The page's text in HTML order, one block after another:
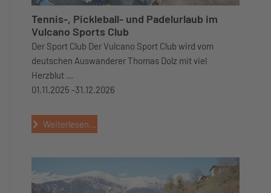
Tennis-, Pickleball- und Padelurlaub im
Vulcano Sports Club
Der Sport Club Der Vulcano Sport Club wird vom
deutschen Auswanderer Thomas Dolz mit viel
Herzblut ...
01.11.2025 -31.12.2026
Weiterlesen...